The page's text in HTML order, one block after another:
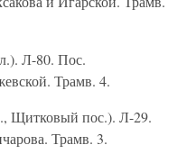
Л-80. Пос.
Трамв. 4.
Щитковый пос.). Л-29.
Трамв. 3.